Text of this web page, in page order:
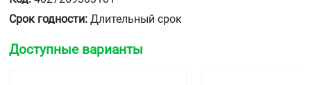
Срок годности: Длительный срок
Доступные варианты